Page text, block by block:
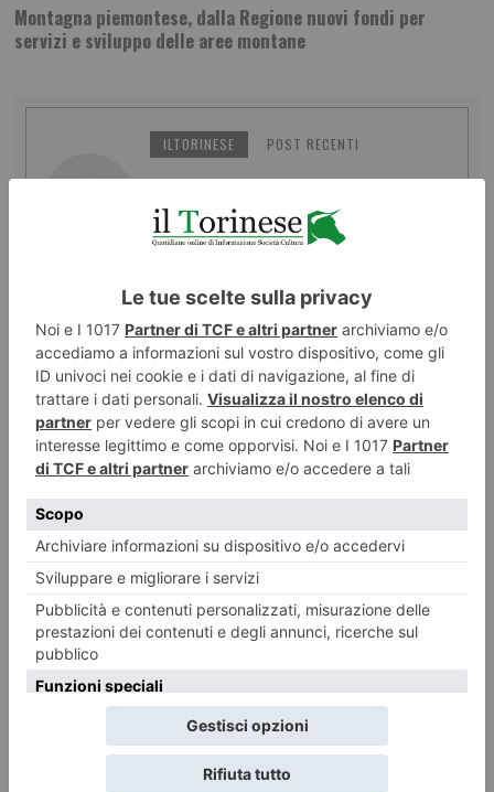
Montagna piemontese, dalla Regione nuovi fondi per
servizi e sviluppo delle aree montane
ILTORINESE POST RECENTI
LASCIA UN COMMENTO